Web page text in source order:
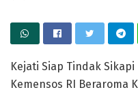
Kejati Siap Tindak
Kemensos RI Beraroma